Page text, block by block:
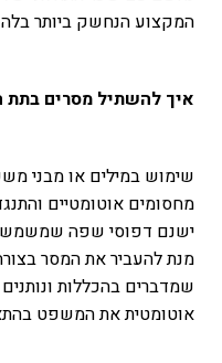
המקצוע הנחשק ביותר
איך להשתיל מסרים
שימוש במילים או מבני
מחסומים אוטומטיים
ישנם דפוסי שפה
מנת להעביר את המסר
שמדברים בהכללות
אוטומטית את המשפט